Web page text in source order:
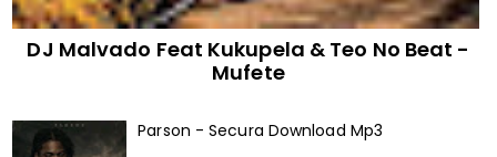
DJ Malvado Feat Kukupela & Teo No Beat -
Mufete
Parson - Secura Download Mp3